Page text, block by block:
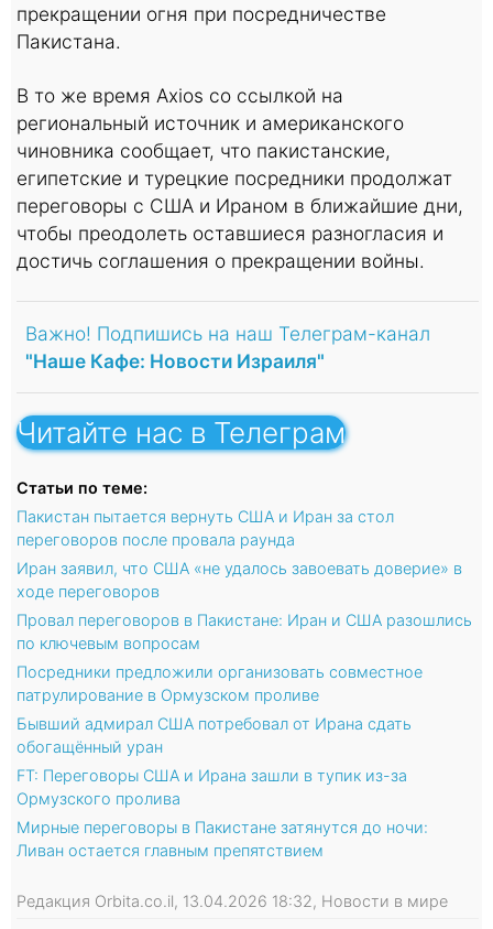
прекращении огня при посредничестве
Пакистана.
В то же время Axios со ссылкой на
региональный источник и американского
чиновника сообщает, что пакистанские,
египетские и турецкие посредники продолжат
переговоры с США и Ираном в ближайшие дни,
чтобы преодолеть оставшиеся разногласия и
достичь соглашения о прекращении войны.
Важно! Подпишись на наш Телеграм-канал
"Наше Кафе: Новости Израиля"
Читайте нас в Телеграм
Статьи по теме:
Пакистан пытается вернуть США и Иран за стол
переговоров после провала раунда
Иран заявил, что США «не удалось завоевать доверие» в
ходе переговоров
Провал переговоров в Пакистане: Иран и США разошлись
по ключевым вопросам
Посредники предложили организовать совместное
патрулирование в Ормузском проливе
Бывший адмирал США потребовал от Ирана сдать
обогащённый уран
FT: Переговоры США и Ирана зашли в тупик из-за
Ормузского пролива
Мирные переговоры в Пакистане затянутся до ночи:
Ливан остается главным препятствием
Редакция Orbita.co.il, 13.04.2026 18:32, Новости в мире